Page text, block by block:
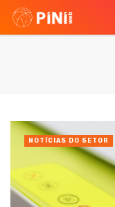
NOTÍCIAS DO SETOR